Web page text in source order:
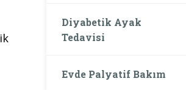
Diyabetik Ayak
Tedavisi
Evde Palyatif Bakım